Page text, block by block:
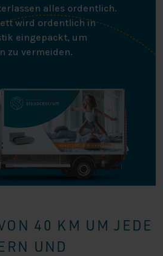
alles ordentlich.
wird ordentlich in
eingepackt, um
zu vermeiden.
40 KM UM JEDE
UND